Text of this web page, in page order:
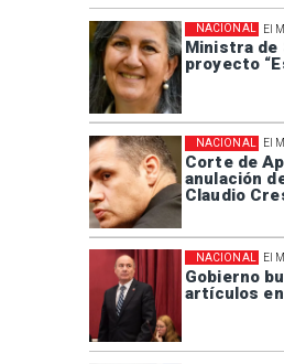
El
Ministra de
proyecto
NACIONAL
El
Corte de
anulación
Claudio
NACIONAL
El
Gobierno
artículos
NACIONAL